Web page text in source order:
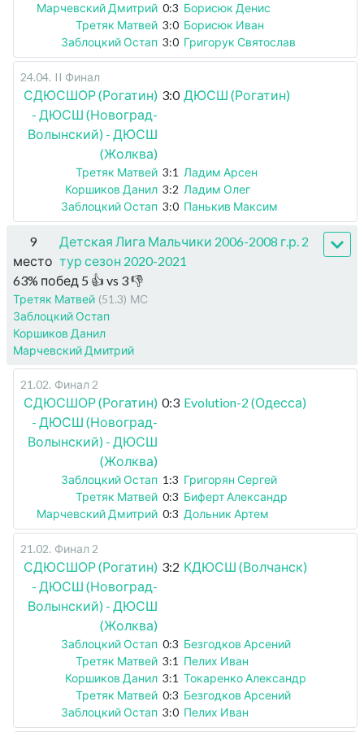
Марчевский Дмитрий 0:3 Борисюк Денис
Третяк Матвей 3:0 Борисюк Иван
Заблоцкий Остап 3:0 Григорук Святослав
24.04. II Финал
СДЮСШОР (Рогатин)
- ДЮСШ (Новоград-
Волынский) - ДЮСШ
(Жолква)
3:0 ДЮСШ (Рогатин)
Третяк Матвей 3:1 Ладим Арсен
Коршиков Данил 3:2 Ладим Олег
Заблоцкий Остап 3:0 Панькив Максим
9
место
Детская Лига Мальчики 2006-2008 г.р. 2
тур сезон 2020-2021
63% побед 5 👍 vs 3👎
Третяк Матвей (51.3) МС
Заблоцкий Остап
Коршиков Данил
Марчевский Дмитрий
21.02. Финал 2
СДЮСШОР (Рогатин)
- ДЮСШ (Новоград-
Волынский) - ДЮСШ
(Жолква)
0:3 Evolution-2 (Одесса)
Заблоцкий Остап 1:3 Григорян Сергей
Третяк Матвей 0:3 Биферт Александр
Марчевский Дмитрий 0:3 Дольник Артем
21.02. Финал 2
СДЮСШОР (Рогатин)
- ДЮСШ (Новоград-
Волынский) - ДЮСШ
(Жолква)
3:2 КДЮСШ (Волчанск)
Заблоцкий Остап 0:3 Безгодков Арсений
Третяк Матвей 3:1 Пелих Иван
Коршиков Данил 3:1 Токаренко Александр
Третяк Матвей 0:3 Безгодков Арсений
Заблоцкий Остап 3:0 Пелих Иван